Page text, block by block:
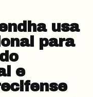
usa
para
e